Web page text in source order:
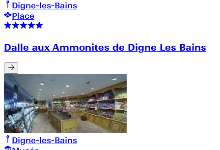
Digne-les-Bains
Place
Dalle aux Ammonites de Digne Les Bains
Digne-les-Bains